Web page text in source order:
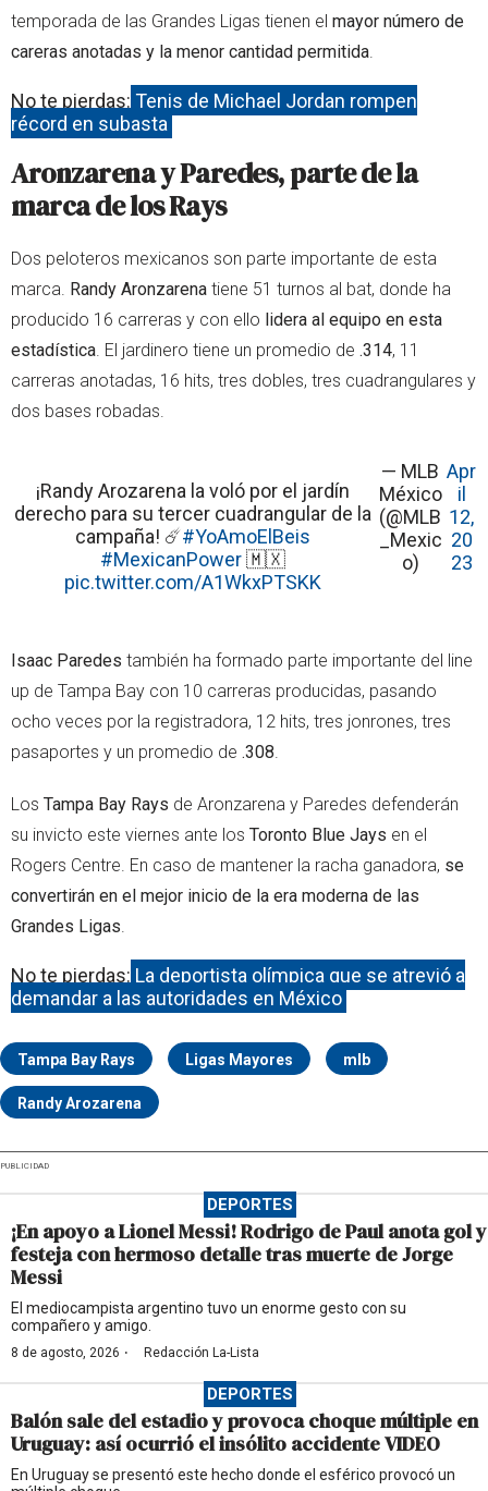
temporada de las Grandes Ligas tienen el mayor número de
careras anotadas y la menor cantidad permitida
No te pierdas: Tenis de Michael Jordan rompen
récord en subasta
Aronzarena y Paredes, parte de la
marca de los Rays
Dos peloteros mexicanos son parte importante de esta
marca. Randy Aronzarena tiene 51 turnos al bat, donde ha
producido 16 carreras y con ello lidera al equipo en esta
estadística . El jardinero tiene un promedio de .314, 11
carreras anotadas, 16 hits, tres dobles, tres cuadrangulares y
dos bases robadas.
¡Randy Arozarena la voló por el jardín
derecho para su tercer cuadrangular de la
campaña! ☄️#YoAmoElBeis
#MexicanPower🇲🇽
pic.twitter.com/A1WkxPTSKK
— MLB
México
(@MLB
_Mexic
o)
Apr
il
12,
20
23
Isaac Paredes también ha formado parte importante del line
up de Tampa Bay con 10 carreras producidas, pasando
ocho veces por la registradora, 12 hits, tres jonrones, tres
pasaportes y un promedio de .308
Los Tampa Bay Rays de Aronzarena y Paredes defenderán
su invicto este viernes ante los Toronto Blue Jays en el
Rogers Centre. En caso de mantener la racha ganadora, se
convertirán en el mejor inicio de la era moderna de las
Grandes Ligas
No te pierdas: La deportista olímpica que se atrevió a
demandar a las autoridades en México
Tampa Bay Rays Ligas Mayores mlb
Randy Arozarena
PUBLICIDAD
DEPORTES
¡En apoyo a Lionel Messi! Rodrigo de Paul anota gol y
festeja con hermoso detalle tras muerte de Jorge
Messi
El mediocampista argentino tuvo un enorme gesto con su
compañero y amigo.
8 de agosto, 2026 · Redacción La-Lista
DEPORTES
Balón sale del estadio y provoca choque múltiple en
Uruguay: así ocurrió el insólito accidente VIDEO
En Uruguay se presentó este hecho donde el esférico provocó un